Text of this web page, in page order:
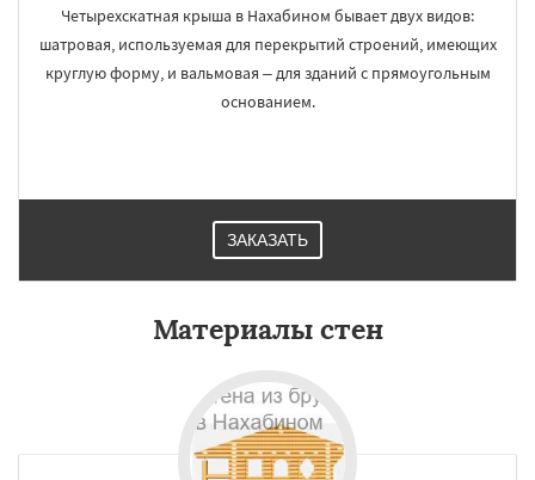
Четырехскатная крыша в Нахабином бывает двух видов:
шатровая, используемая для перекрытий строений, имеющих
круглую форму, и вальмовая – для зданий с прямоугольным
основанием.
ЗАКАЗАТЬ
Материалы стен